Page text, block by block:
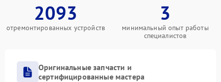
2093
отремонтированных устройств
3
минимальный опыт работы
специалистов
Оригинальные запчасти и
сертифицированные мастера